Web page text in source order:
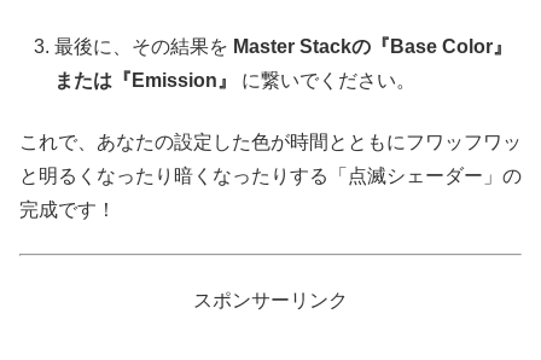
最後に、その結果を Master Stackの『Base Color』
または『Emission』
に繋いでください。
これで、あなたの設定した色が時間とともにフワッフワッ
と明るくなったり暗くなったりする「点滅シェーダー」の
完成です！
スポンサーリンク